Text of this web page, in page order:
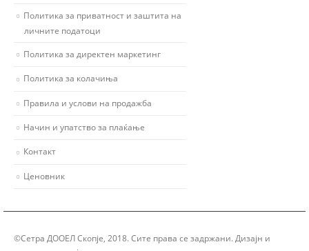
Политика за приватност и заштита на
личните податоци
Политика за директен маркетинг
Политика за колачиња
Правила и услови на продажба
Начин и упатство за плаќање
Контакт
Ценовник
©Сетра ДООЕЛ Скопје, 2018. Сите права се задржани. Дизајн и